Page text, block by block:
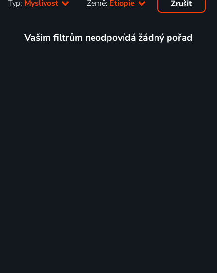
Typ: Myslivost Země: Etiopie Zrušit
Vašim filtrům neodpovídá žádný pořad